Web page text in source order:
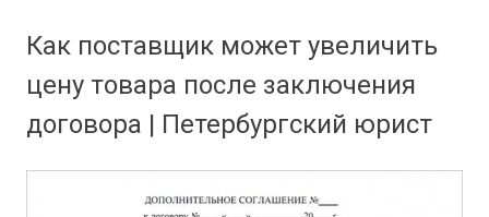
Как поставщик может увеличить
цену товара после заключения
договора | Петербургский юрист